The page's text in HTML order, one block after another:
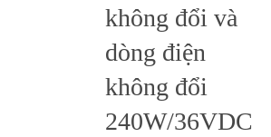
không đổi và
dòng điện
không đổi
240W/36VDC